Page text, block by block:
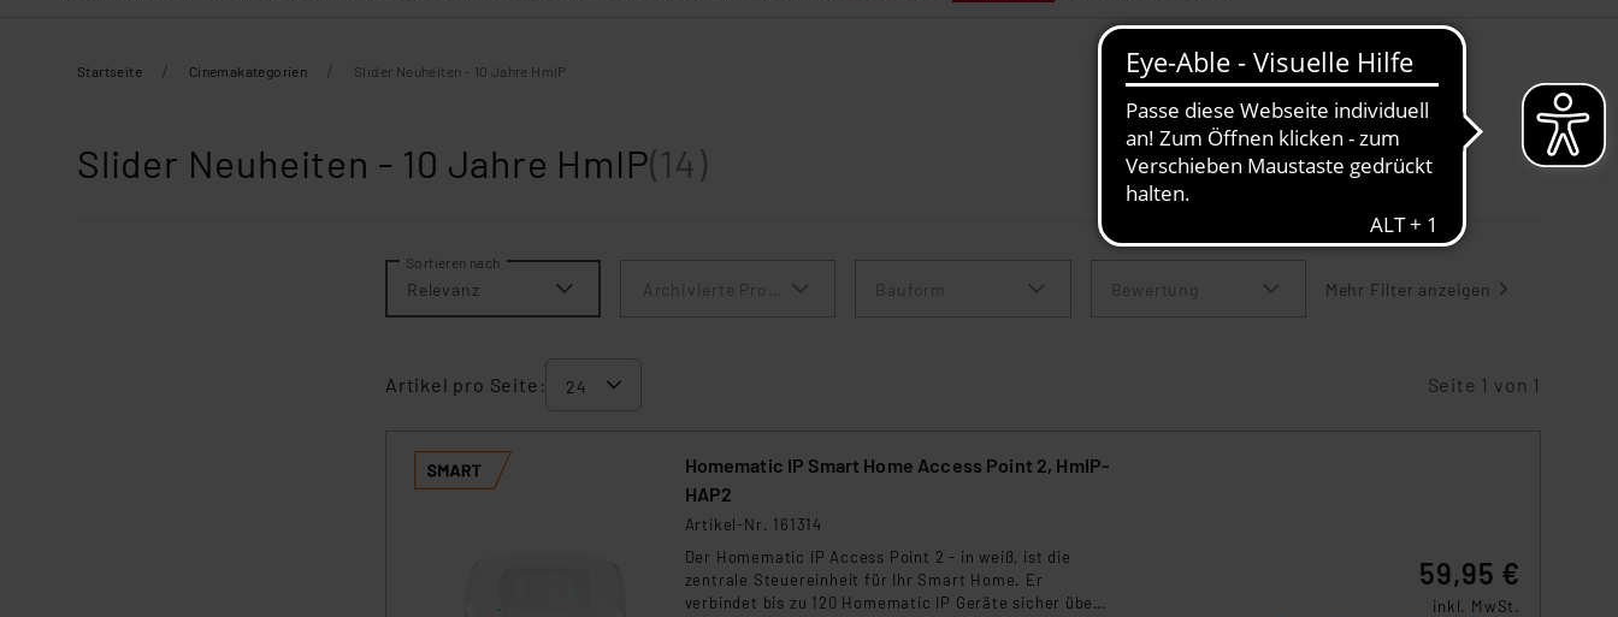
Startseite / Cinemakategorien / Slider Neuheiten - 10 Jahre HmIP
Slider Neuheiten - 10 Jahre HmIP(14)
Sortieren nach
Relevanz Archivierte Produkte anzeigenBauform Bewertung Mehr Filter anzeigen
Artikel pro Seite: Seite 1 von 1
Homematic IP Smart Home Access Point 2, HmIP-
HAP2
Artikel-Nr. 161314
Der Homematic IP Access Point 2 - in weiß, ist die
zentrale Steuereinheit für Ihr Smart Home. Er
verbindet bis zu 120 Homematic IP Geräte sicher über
59,95 €
inkl. MwSt.